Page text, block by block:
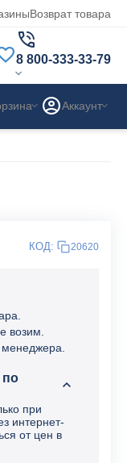
Возврат товара
8 800-333-33-79
Аккаунт
КОД: 20620
возим.
менеджера.
при
интернет-
от цен в